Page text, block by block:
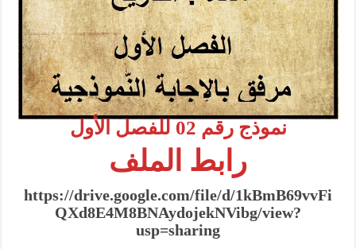
نموذج رقم 02 للفصل الأول
رابط الملف
https://drive.google.com/file/d/1kBmB69vvFi
QXd8E4M8BNAydojekNVibg/view?
usp=sharing